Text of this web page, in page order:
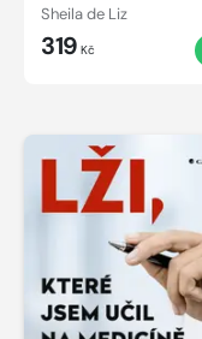
Sheila de Liz
319 Kč